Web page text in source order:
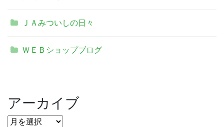
ＪＡみついしの日々
ＷＥＢショップブログ
アーカイブ
ア